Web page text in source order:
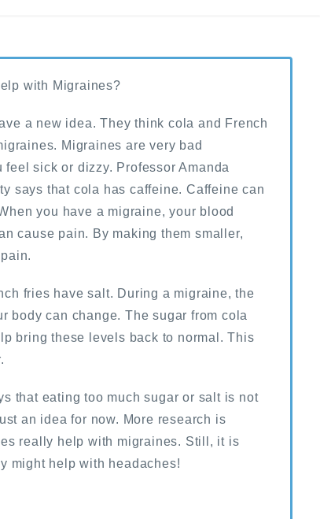
with Migraines?
a new idea. They think cola and French
Migraines are very bad
feel sick or dizzy. Professor Amanda
says that cola has caffeine. Caffeine can
you have a migraine, your blood
cause pain. By making them smaller,
fries have salt. During a migraine, the
body can change. The sugar from cola
bring these levels back to normal. This
that eating too much sugar or salt is not
an idea for now. More research is
really help with migraines. Still, it is
might help with headaches!